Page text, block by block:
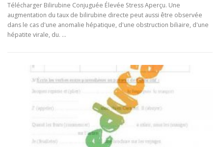
Télécharger Bilirubine Conjuguée Élevée Stress Aperçu. Une
augmentation du taux de bilirubine directe peut aussi être observée
dans le cas d'une anomalie hépatique, d'une obstruction biliaire, d'une
hépatite virale, du. …